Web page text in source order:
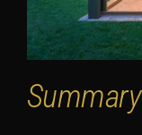
Summary